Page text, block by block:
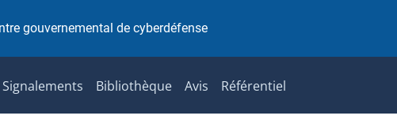
gouvernemental de cyberdéfense
Signalements Bibliothèque Avis Référentiel